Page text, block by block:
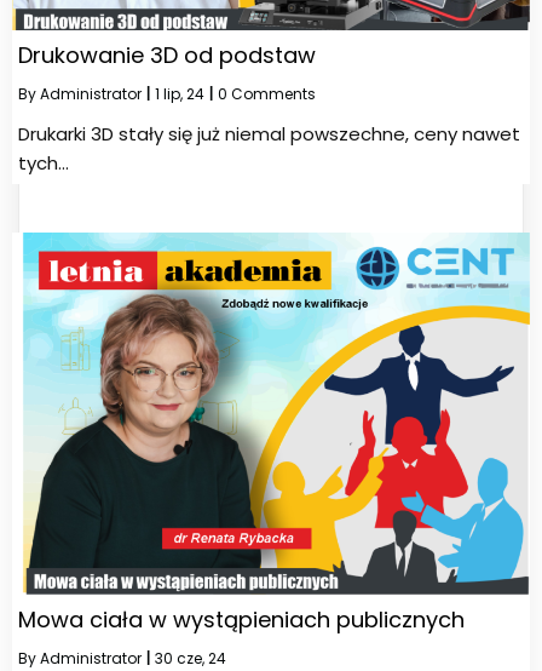
Drukowanie 3D od podstaw
ByAdministrator 1 lip, 24 0 Comments
Drukarki 3D stały się już niemal powszechne, ceny nawet
tych…
Mowa ciała w wystąpieniach publicznych
ByAdministrator 30 cze, 24